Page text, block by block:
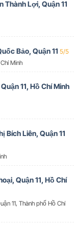
Thành Lợi, Quận 11
Bảo, Quận 11 5/5
Minh
11, Hồ Chí Minh
Bích Liên, Quận 11
Quận 11, Hồ Chí
11, Thành phố Hồ Chí